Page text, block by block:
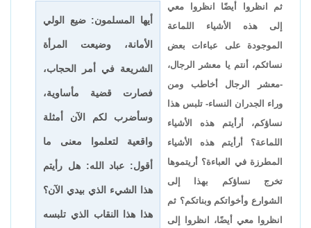
أيها المسلمون: ضيع الولي
الأمانة، وضيعت المرأة
الشريعة في أمر الحجاب،
فصارت قضية مأساوية،
وسأضرب لكم الآن أمثلة
واقعية لتعلموا معنى ما
أقول: عباد الله: هل رأيتم
هذا الشيء الذي بيدي الآن؟
هذا هذا النقاب الذي تلبسه
ثم انظروا أيضًا انظروا معي
إلى هذه الأشياء اللماعة
الموجودة على عباءات بعض
نسائكم، أنتم يا معشر الرجال،
-معشر الرجال أخاطب ومن
وراء الجدران النساء- تلبس هذا
نساؤكم، أرأيتم هذه الأشياء
اللماعة؟ أرأيتم هذه الأشياء
المطرزة في العباءة؟ أريتموها
تخرج نساؤكم بهذا إلى
الشوارع وأخواتكم وبناتكم؟ ثم
انظروا معي أيضًا، انظروا إلى